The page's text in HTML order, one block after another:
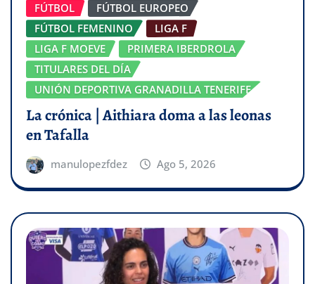
FÚTBOL
FÚTBOL EUROPEO
FÚTBOL FEMENINO
LIGA F
LIGA F MOEVE
PRIMERA IBERDROLA
TITULARES DEL DÍA
UNIÓN DEPORTIVA GRANADILLA TENERIFE
La crónica | Aithiara doma a las leonas
en Tafalla
manulopezfdez Ago 5, 2026